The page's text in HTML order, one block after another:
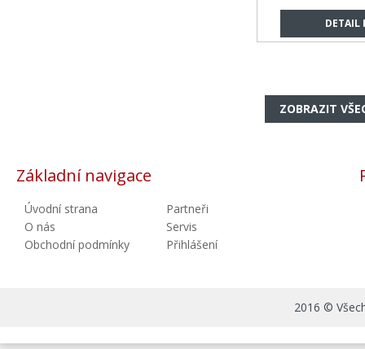
DETAIL
ZOBRAZIT
Základní navigace
Úvodní strana
O nás
Obchodní podmínky
Partneři
Servis
Přihlášení
2016 ©